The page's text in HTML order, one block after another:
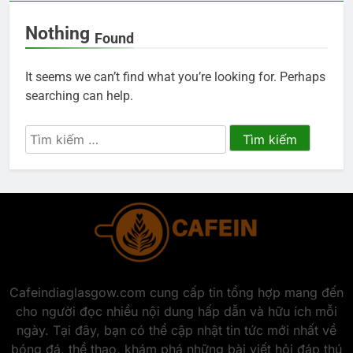
Nothing Found
It seems we can’t find what you’re looking for. Perhaps
searching can help.
Tìm
kiếm
cho:
Cafeindiaglasgow.com cung cấp tin tổng hợp mang đến
cho người đọc nhiều nội dung hấp dẫn và hữu ích mỗi
ngày. Tại đây, bạn có thể cập nhật tin tức mới nhất về
bóng đá, thể thao, khám phá những bài viết hỏi đáp thú